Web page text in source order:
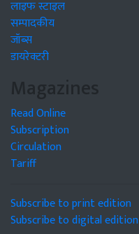
लाइफ स्टाइल
सम्पादकीय
जॉब्स
डायरेक्टरी
Magazines
Read Online
Subscription
Circulation
Tariff
Subscribe to print edition
Subscribe to digital edition